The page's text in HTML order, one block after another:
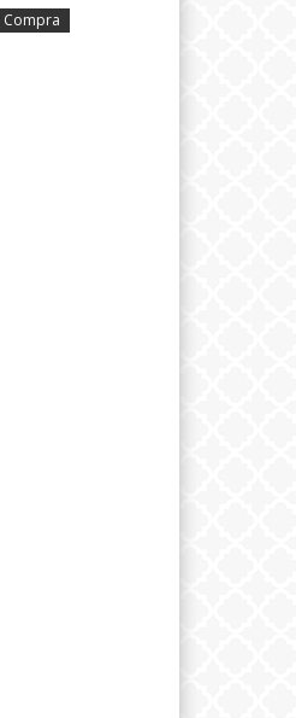
Compra